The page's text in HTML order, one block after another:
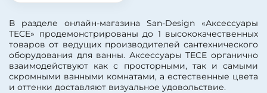
В разделе онлайн-магазина San-Design «Аксессуары
TECE» продемонстрированы до 1 высококачественных
товаров от ведущих производителей сантехнического
оборудования для ванны. Аксессуары TECE органично
взаимодействуют как с просторными, так и самыми
скромными ванными комнатами, а естественные цвета
и оттенки доставляют визуальное удовольствие.